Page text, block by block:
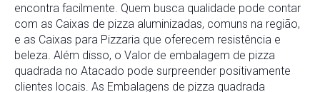
encontra facilmente. Quem busca qualidade pode contar
com as Caixas de pizza aluminizadas, comuns na região,
e as Caixas para Pizzaria que oferecem resistência e
beleza. Além disso, o Valor de embalagem de pizza
quadrada no Atacado pode surpreender positivamente
clientes locais. As Embalagens de pizza quadrada